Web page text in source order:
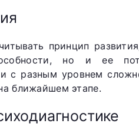
принцип
но и ее
с разным уровнем
ближайшем этапе.